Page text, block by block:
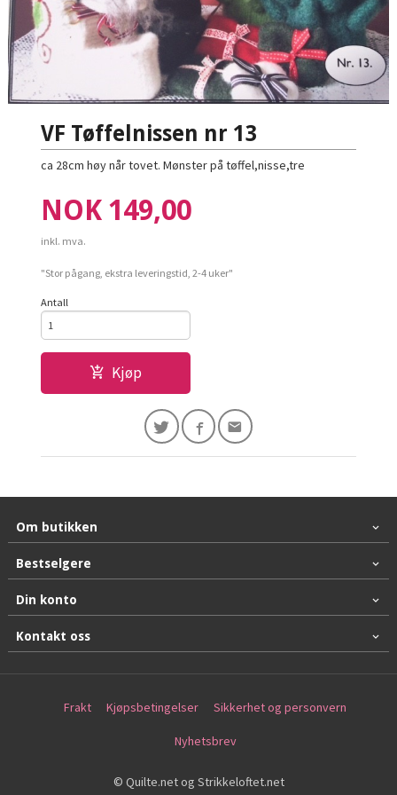
VF Tøffelnissen nr 13
ca 28cm høy når tovet. Mønster på tøffel,nisse,tre
Pris
NOK 149,00
inkl. mva.
"Stor pågang, ekstra leveringstid, 2-4 uker"
Antall
Kjøp
Om butikken
Bestselgere
Din konto
Kontakt oss
Frakt Kjøpsbetingelser Sikkerhet og personvern
Nyhetsbrev
© Quilte.net og Strikkeloftet.net